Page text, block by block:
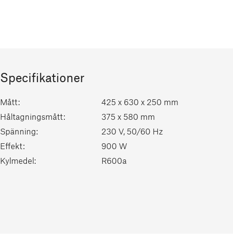
Specifikationer
Mått:
425 x 630 x 250 mm
Håltagningsmått:
375 x 580 mm
Spänning:
230 V, 50/60 Hz
Effekt:
900 W
Kylmedel:
R600a